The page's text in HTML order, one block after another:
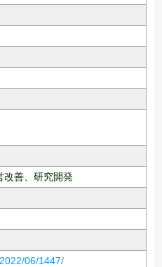
善、 研究開発
06/1447/